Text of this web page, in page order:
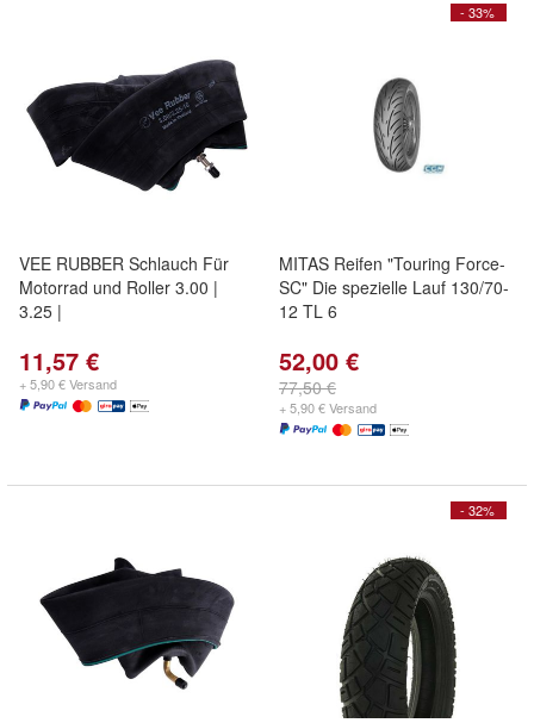
VEE RUBBER Schlauch Für
Motorrad und Roller 3.00 |
3.25 |
11,57 €
+ 5,90 € Versand
- 33%
MITAS Reifen "Touring Force-
SC" Die spezielle Lauf 130/70-
12 TL 6
52,00 €
77,50 €
+ 5,90 € Versand
- 32%